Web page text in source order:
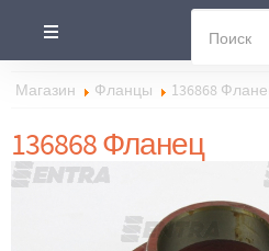
Магазин Фланцы 136868
136868 Фланец